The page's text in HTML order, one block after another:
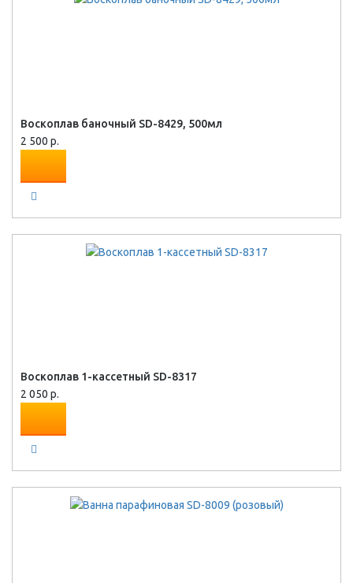
Воскоплав баночный SD-8429, 500мл
2 500 р.
Воскоплав 1-кассетный SD-8317
2 050 р.